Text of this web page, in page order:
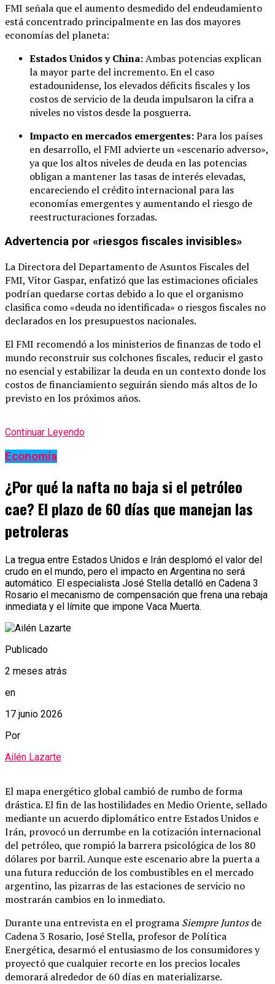
FMI señala que el aumento desmedido del endeudamiento
está concentrado principalmente en las dos mayores
economías del planeta:
Estados Unidos y China:Ambas potencias explican
la mayor parte del incremento. En el caso
estadounidense, los elevados déficits fiscales y los
costos de servicio de la deuda impulsaron la cifra a
niveles no vistos desde la posguerra.
Impacto en mercados emergentes:Para los países
en desarrollo, el FMI advierte un «escenario adverso»,
ya que los altos niveles de deuda en las potencias
obligan a mantener las tasas de interés elevadas,
encareciendo el crédito internacional para las
economías emergentes y aumentando el riesgo de
reestructuraciones forzadas.
Advertencia por «riesgos fiscales invisibles»
La Directora del Departamento de Asuntos Fiscales del
FMI, Vitor Gaspar, enfatizó que las estimaciones oficiales
podrían quedarse cortas debido a lo que el organismo
clasifica como «deuda no identificada» o riesgos fiscales no
declarados en los presupuestos nacionales.
El FMI recomendó a los ministerios de finanzas de todo el
mundo reconstruir sus colchones fiscales, reducir el gasto
no esencial y estabilizar la deuda en un contexto donde los
costos de financiamiento seguirán siendo más altos de lo
previsto en los próximos años.
Continuar Leyendo
Economía
¿Por qué la nafta no baja si el petróleo
cae? El plazo de 60 días que manejan las
petroleras
La tregua entre Estados Unidos e Irán desplomó el valor del
crudo en el mundo, pero el impacto en Argentina no será
automático. El especialista José Stella detalló en Cadena 3
Rosario el mecanismo de compensación que frena una rebaja
inmediata y el límite que impone Vaca Muerta.
Publicado
2 meses atrás
en
17 junio 2026
Por
Ailén Lazarte
El mapa energético global cambió de rumbo de forma
drástica. El fin de las hostilidades en Medio Oriente, sellado
mediante un acuerdo diplomático entre Estados Unidos e
Irán, provocó un derrumbe en la cotización internacional
del petróleo, que rompió la barrera psicológica de los 80
dólares por barril. Aunque este escenario abre la puerta a
una futura reducción de los combustibles en el mercado
argentino, las pizarras de las estaciones de servicio no
mostrarán cambios en lo inmediato.
Durante una entrevista en el programa Siempre Juntosde
Cadena 3 Rosario, José Stella, profesor de Política
Energética, desarmó el entusiasmo de los consumidores y
proyectó que cualquier recorte en los precios locales
demorará alrededor de 60 días en materializarse.